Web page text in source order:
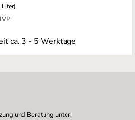
Liter)
ca. 3 - 5 Werktage
und Beratung unter: